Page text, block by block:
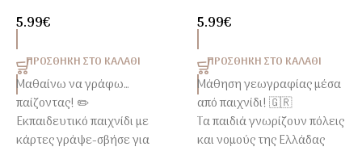
Προγραφής &
4-6 Ετών
5.99€
ΠΡΟΣΘΉΚΗ ΣΤΟ ΚΑΛΆΘΙ
Μαθαίνω να γράφω…
παίζοντας! ✏️
Εκπαιδευτικό παιχνίδι με
κάρτες γράψε-σβήσε για
Γεωγραφία για Παιδιά
5.99€
ΠΡΟΣΘΉΚΗ ΣΤΟ ΚΑΛΆΘΙ
Μάθηση γεωγραφίας μέσα
από παιχνίδι! 🇬🇷
Τα παιδιά γνωρίζουν πόλεις
και νομούς της Ελλάδας